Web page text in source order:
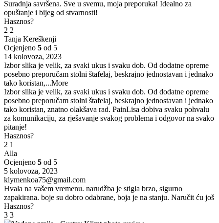
Suradnja savršena. Sve u svemu, moja preporuka! Idealno za
opuštanje i bijeg od stvarnosti!
Hasznos?
2 2
Tanja Kereškenji
Ocjenjeno 5 od 5
14 kolovoza, 2023
Izbor slika je velik, za svaki ukus i svaku dob. Od dodatne opreme
posebno preporučam stolni štafelaj, beskrajno jednostavan i jednako
tako koristan,...More
Izbor slika je velik, za svaki ukus i svaku dob. Od dodatne opreme
posebno preporučam stolni štafelaj, beskrajno jednostavan i jednako
tako koristan, znatno olakšava rad. PainLisa dobiva svaku pohvalu
za komunikaciju, za rješavanje svakog problema i odgovor na svako
pitanje!
Hasznos?
2 1
Alla
Ocjenjeno 5 od 5
5 kolovoza, 2023
klymenkoa75@gmail.com
Hvala na vašem vremenu. narudžba je stigla brzo, sigurno
zapakirana. boje su dobro odabrane, boja je na stanju. Naručit ću još
Hasznos?
3 3